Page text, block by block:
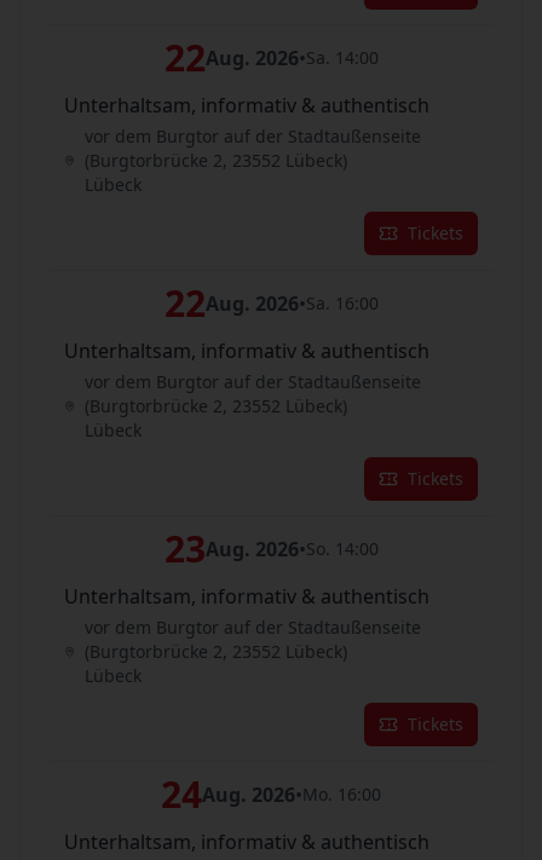
22Aug. 2026•Sa. 14:00
Unterhaltsam, informativ & authentisch
vor dem Burgtor auf der Stadtaußenseite
(Burgtorbrücke 2, 23552 Lübeck)
Lübeck
Tickets
22Aug. 2026•Sa. 16:00
Unterhaltsam, informativ & authentisch
vor dem Burgtor auf der Stadtaußenseite
(Burgtorbrücke 2, 23552 Lübeck)
Lübeck
Tickets
23Aug. 2026•So. 14:00
Unterhaltsam, informativ & authentisch
vor dem Burgtor auf der Stadtaußenseite
(Burgtorbrücke 2, 23552 Lübeck)
Lübeck
Tickets
24Aug. 2026•Mo. 16:00
Unterhaltsam, informativ & authentisch